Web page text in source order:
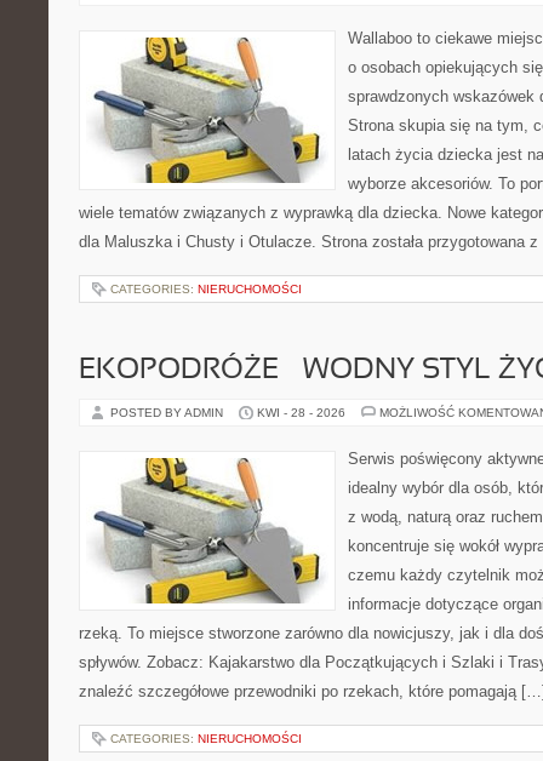
Wallaboo to ciekawe
o osobach opiekujących
sprawdzonych wskazówek
Strona skupia się na tym,
latach życia dziecka jest
wyborze akcesoriów. To
wiele tematów związanych z wyprawką dla dziecka. Nowe
dla Maluszka i Chusty i Otulacze. Strona została przygotowana
CATEGORIES: NIERUCHOMOŚCI
EKOPODRÓŻE – WODNY STYL
POSTED BY ADMIN KWI - 28 - 2026 MOŻLIWOŚĆ
Serwis poświęcony
idealny wybór dla osób,
z wodą, naturą oraz
koncentruje się wokół
czemu każdy czytelnik
informacje dotyczące
rzeką. To miejsce stworzone zarówno dla nowicjuszy, jak i dla
spływów. Zobacz: Kajakarstwo dla Początkujących i Szlaki i
znaleźć szczegółowe przewodniki po rzekach, które pomagają
CATEGORIES: NIERUCHOMOŚCI